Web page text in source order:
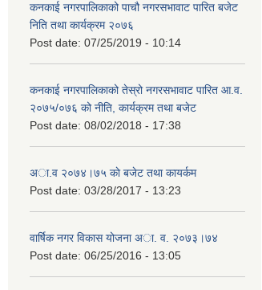
कनकाई नगरपालिकाको पाचौ नगरसभावाट पारित बजेट
निति तथा कार्यक्रम २०७६
Post date: 07/25/2019 - 10:14
कनकाई नगरपालिकाको तेस्रो नगरसभावाट पारित आ.व.
२०७५/०७६ को नीति, कार्यक्रम तथा बजेट
Post date: 08/02/2018 - 17:38
अा.व २०७४।७५ काे बजेट तथा कायर्कम
Post date: 03/28/2017 - 13:23
वार्षिक नगर विकास योजना अा. व. २०७३।७४
Post date: 06/25/2016 - 13:05